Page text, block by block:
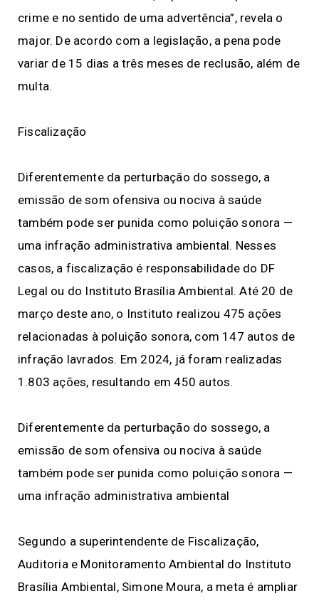
crime e no sentido de uma advertência”, revela o
major. De acordo com a legislação, a pena pode
variar de 15 dias a três meses de reclusão, além de
multa.
Fiscalização
Diferentemente da perturbação do sossego, a
emissão de som ofensiva ou nociva à saúde
também pode ser punida como poluição sonora —
uma infração administrativa ambiental. Nesses
casos, a fiscalização é responsabilidade do DF
Legal ou do Instituto Brasília Ambiental. Até 20 de
março deste ano, o Instituto realizou 475 ações
relacionadas à poluição sonora, com 147 autos de
infração lavrados. Em 2024, já foram realizadas
1.803 ações, resultando em 450 autos.
Diferentemente da perturbação do sossego, a
emissão de som ofensiva ou nociva à saúde
também pode ser punida como poluição sonora —
uma infração administrativa ambiental
Segundo a superintendente de Fiscalização,
Auditoria e Monitoramento Ambiental do Instituto
Brasília Ambiental, Simone Moura, a meta é ampliar